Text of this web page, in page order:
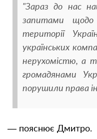
"Зараз до нас
запитами щодо
території
українських
нерухомістю, а
громадянами
порушили права
— пояснює Дмитро.